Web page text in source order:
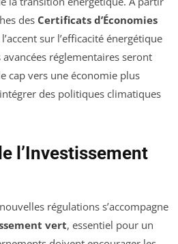
des Certificats d’Économies
sur l’efficacité énergétique
avancées réglementaires seront
cap vers une économie plus
des politiques climatiques
l’Investissement
régulations s’accompagne
vert, essentiel pour un